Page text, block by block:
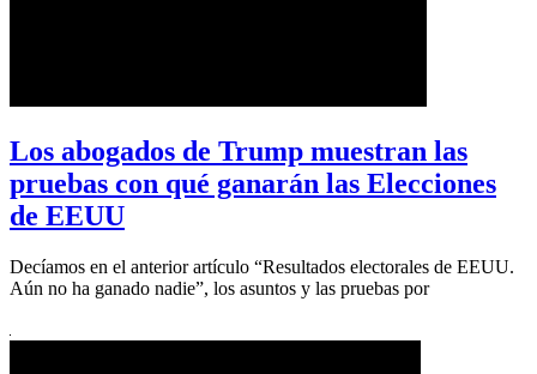
Los abogados de Trump muestran las
pruebas con qué ganarán las Elecciones
de EEUU
Decíamos en el anterior artículo “Resultados electorales de EEUU.
Aún no ha ganado nadie”, los asuntos y las pruebas por